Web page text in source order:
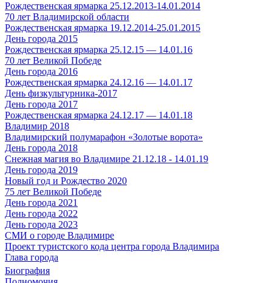
Рождественская ярмарка 25.12.2013-14.01.2014
70 лет Владимирской области
Рождественская ярмарка 19.12.2014-25.01.2015
День города 2015
Рождественская ярмарка 25.12.15 — 14.01.16
70 лет Великой Победе
День города 2016
Рождественская ярмарка 24.12.16 — 14.01.17
День физкультурника-2017
День города 2017
Рождественская ярмарка 24.12.17 — 14.01.18
Владимир 2018
Владимирский полумарафон «Золотые ворота»
День города 2018
Снежная магия во Владимире 21.12.18 - 14.01.19
День города 2019
Новый год и Рождество 2020
75 лет Великой Победе
День города 2021
День города 2022
День города 2023
СМИ о городе Владимире
Проект туристского кода центра города Владимира
Глава города
Биография